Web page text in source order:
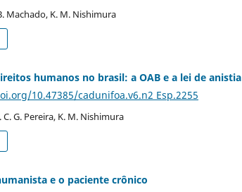
Machado, K. M. Nishimura
humanos no brasil: a OAB e a lei de anistia
10.47385/cadunifoa.v6.n2 Esp.2255
C. G. Pereira, K. M. Nishimura
e o paciente crônico